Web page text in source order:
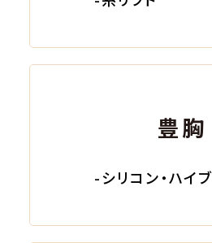
豊胸
-シリコン・ハイ